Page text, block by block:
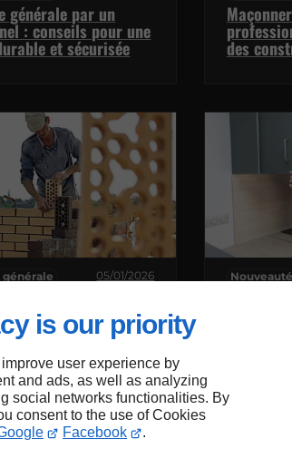
is our priority
user experience by
and ads, as well as analyzing
social networks functionalities. By
consent to the use of Cookies
Facebook .
générale par un
: conseils pour une
et sécurisée
générale 05/01/2026
en maçonnerie
vos projets ?
des
Nouveauté